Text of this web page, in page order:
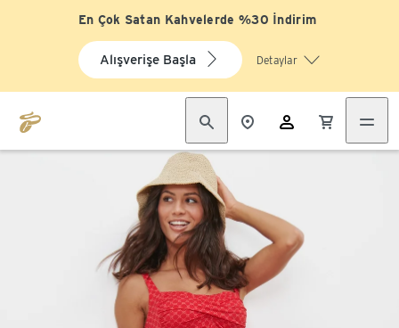
En Çok Satan Kahvelerde %30 İndirim
Alışverişe Başla Detaylar